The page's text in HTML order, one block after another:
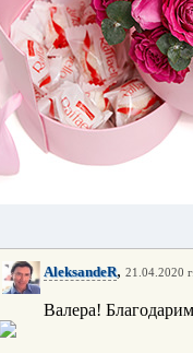
AleksandeR, 21.04.2020
Валера!